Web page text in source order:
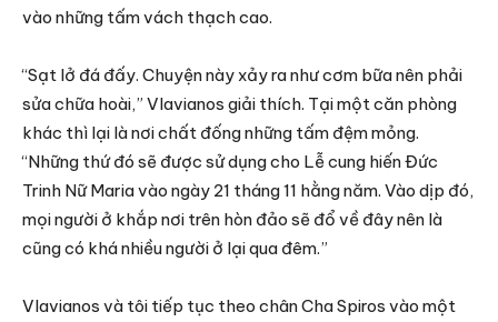
vào những tấm vách thạch cao.
“Sạt lở đá đấy. Chuyện này xảy ra như cơm bữa nên phải
sửa chữa hoài,” Vlavianos giải thích. Tại một căn phòng
khác thì lại là nơi chất đống những tấm đệm mỏng.
“Những thứ đó sẽ được sử dụng cho Lễ cung hiến Đức
Trinh Nữ Maria vào ngày 21 tháng 11 hằng năm. Vào dịp đó,
mọi người ở khắp nơi trên hòn đảo sẽ đổ về đây nên là
cũng có khá nhiều người ở lại qua đêm.”
Vlavianos và tôi tiếp tục theo chân Cha Spiros vào một